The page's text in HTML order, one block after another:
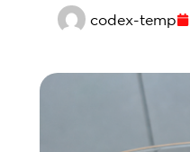
codex-temp